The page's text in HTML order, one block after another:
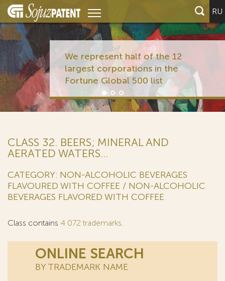
RU
We represent half of the 12
largest corporations in the
Fortune Global 500 list
CLASS 32. BEERS; MINERAL AND
AERATED WATERS...
CATEGORY: NON-ALCOHOLIC BEVERAGES
FLAVOURED WITH COFFEE / NON-ALCOHOLIC
BEVERAGES FLAVORED WITH COFFEE
Class contains 4 072 trademarks.
ONLINE SEARCH
BY TRADEMARK NAME